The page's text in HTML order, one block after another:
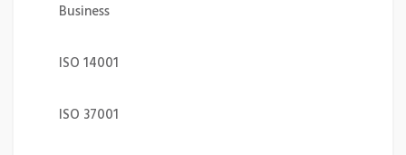
Business
ISO 14001
ISO 37001